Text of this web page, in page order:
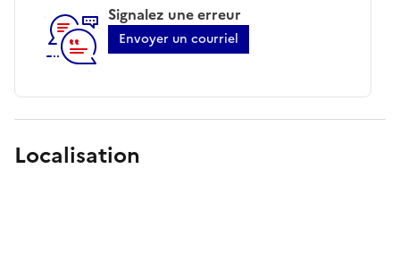
Signalez une erreur
Envoyer un courriel
Localisation